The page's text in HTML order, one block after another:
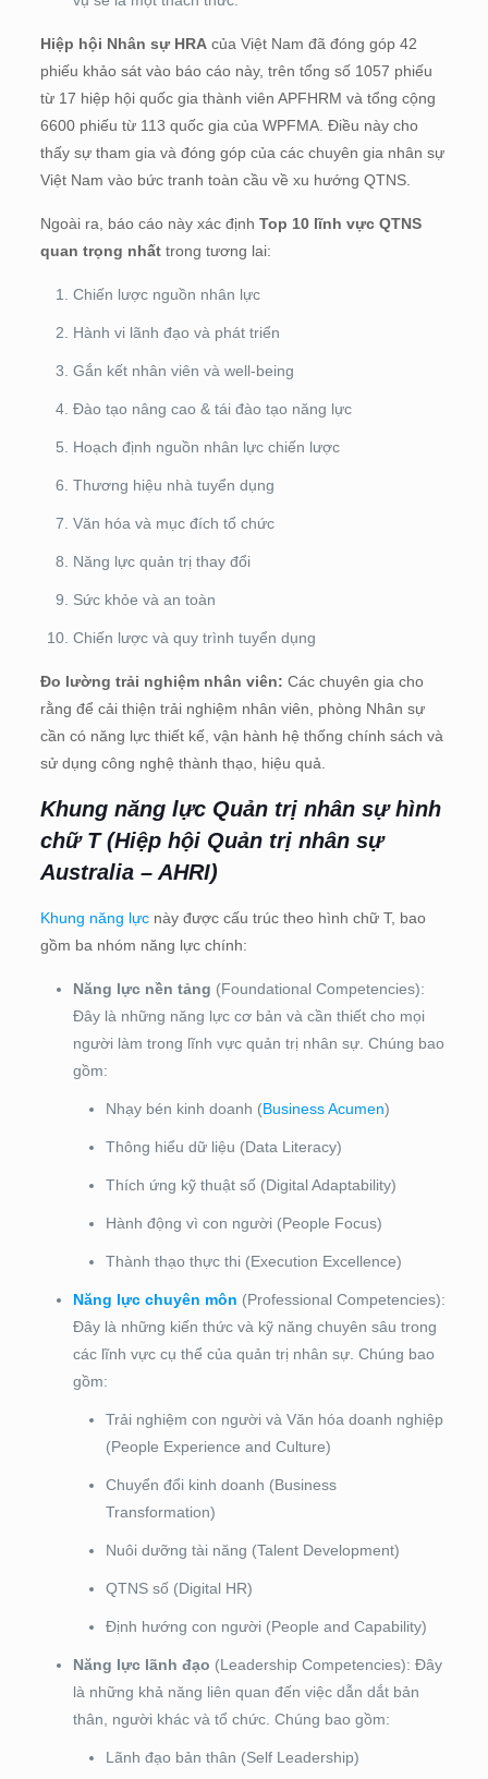
Hiệp hội Nhân sự HRAcủa Việt Nam đã đóng góp 42
phiếu khảo sát vào báo cáo này, trên tổng số 1057 phiếu
từ 17 hiệp hội quốc gia thành viên APFHRM và tổng cộng
6600 phiếu từ 113 quốc gia của WPFMA. Điều này cho
thấy sự tham gia và đóng góp của các chuyên gia nhân sự
Việt Nam vào bức tranh toàn cầu về xu hướng QTNS.
Ngoài ra, báo cáo này xác định Top 10 lĩnh vực QTNS
quan trọng nhấttrong tương lai:
Chiến lược nguồn nhân lực
Hành vi lãnh đạo và phát triển
Gắn kết nhân viên và well-being
Đào tạo nâng cao & tái đào tạo năng lực
Hoạch định nguồn nhân lực chiến lược
Thương hiệu nhà tuyển dụng
Văn hóa và mục đích tổ chức
Năng lực quản trị thay đổi
Sức khỏe và an toàn
Chiến lược và quy trình tuyển dụng
Đo lường trải nghiệm nhân viên: Các chuyên gia cho
rằng để cải thiện trải nghiệm nhân viên, phòng Nhân sự
cần có năng lực thiết kế, vận hành hệ thống chính sách và
sử dụng công nghệ thành thạo, hiệu quả.
Khung năng lực Quản trị nhân sự hình
chữ T (Hiệp hội Quản trị nhân sự
Australia – AHRI)
Khung năng lựcnày được cấu trúc theo hình chữ T, bao
gồm ba nhóm năng lực chính:
Năng lực nền tảng (Foundational Competencies):
Đây là những năng lực cơ bản và cần thiết cho mọi
người làm trong lĩnh vực quản trị nhân sự. Chúng bao
gồm:
Nhạy bén kinh doanh (Business Acumen)
Thông hiểu dữ liệu (Data Literacy)
Thích ứng kỹ thuật số (Digital Adaptability)
Hành động vì con người (People Focus)
Thành thạo thực thi (Execution Excellence)
Năng lực chuyên môn (Professional Competencies):
Đây là những kiến thức và kỹ năng chuyên sâu trong
các lĩnh vực cụ thể của quản trị nhân sự. Chúng bao
gồm:
Trải nghiệm con người và Văn hóa doanh nghiệp
(People Experience and Culture)
Chuyển đổi kinh doanh (Business
Transformation)
Nuôi dưỡng tài năng (Talent Development)
QTNS số (Digital HR)
Định hướng con người (People and Capability)
Năng lực lãnh đạo (Leadership Competencies): Đây
là những khả năng liên quan đến việc dẫn dắt bản
thân, người khác và tổ chức. Chúng bao gồm:
Lãnh đạo bản thân (Self Leadership)